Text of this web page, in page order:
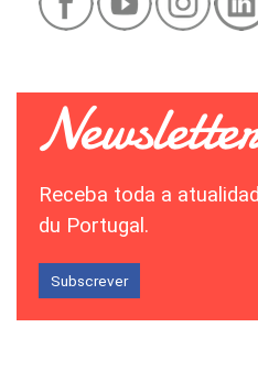
Receba toda a
du Portugal.
Subscrever